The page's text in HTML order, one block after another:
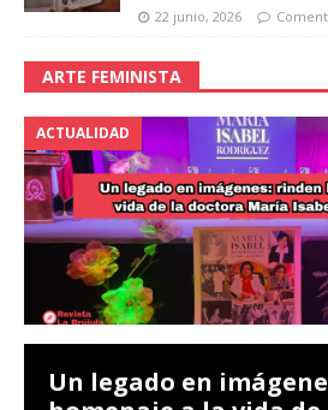
22 junio, 2026
ARTE FEMINISTA
ACTUALIDAD
Un legado en